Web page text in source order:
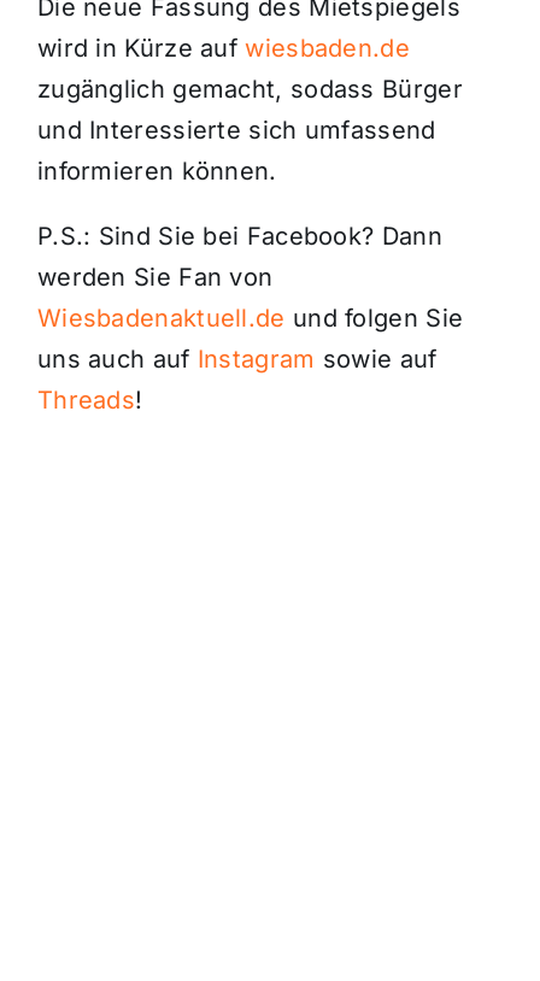
Die neue Fassung des Mietspiegels
wird in Kürze aufwiesbaden.de
zugänglich gemacht, sodass Bürger
und Interessierte sich umfassend
informieren können.
P.S.: Sind Sie bei Facebook? Dann
werden Sie Fan von
Wiesbadenaktuell.de und folgen Sie
uns auch auf Instagram sowie auf
Threads!